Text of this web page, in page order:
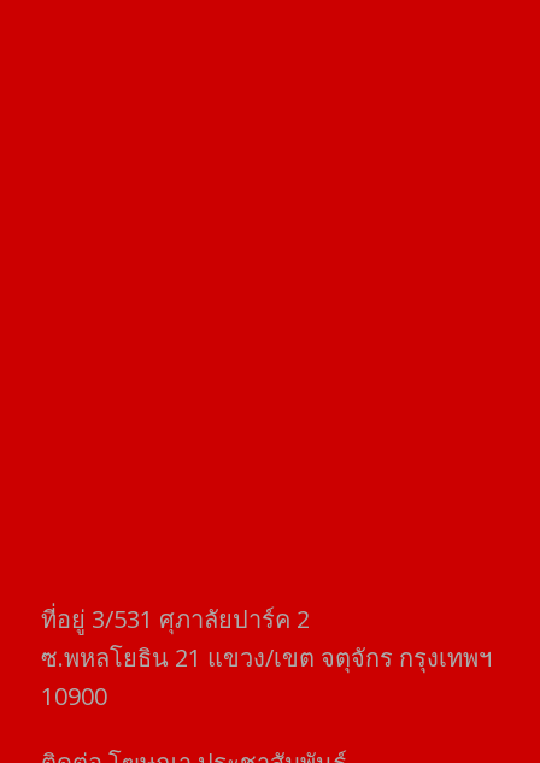
ที่อยู่​ 3/531​ ศุภาลัยปาร์ค​ 2
ซ.พหลโยธิน​ 21​ แขวง/เขต​ จตุจักร​ กรุงเทพฯ
10900